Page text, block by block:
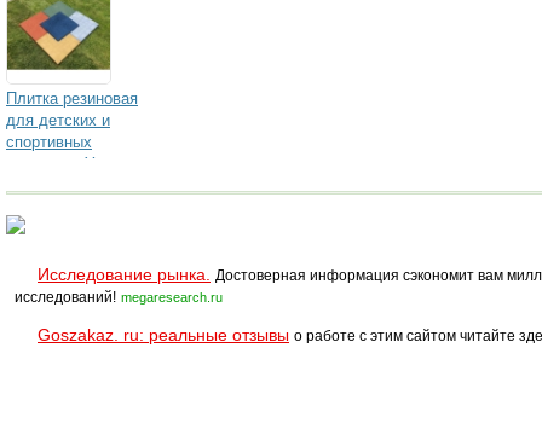
Плитка резиновая
для детских и
спортивных
площадок Укладка
Исследование рынка.
Достоверная информация сэкономит вам
исследований! megaresearch.ru
Goszakaz. ru: реальные отзывы о работе с этим сайтом читайте